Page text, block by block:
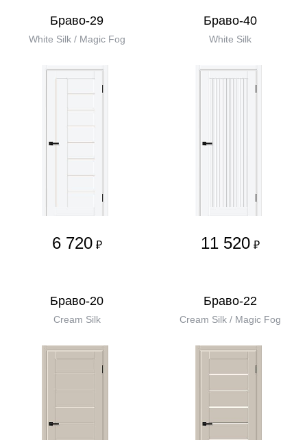
Браво-29
White Silk / Magic Fog
6 720 ₽
Браво-40
White Silk
11 520 ₽
Браво-20
Cream Silk
Браво-22
Cream Silk / Magic Fog